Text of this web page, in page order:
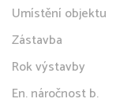
Umístění objektu
Zástavba
Rok výstavby
En. náročnost b.